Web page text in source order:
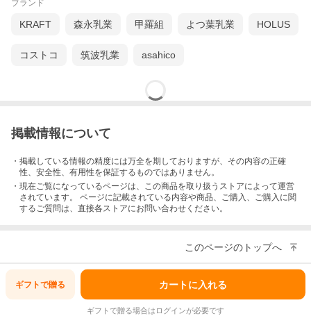
ブランド
KRAFT 森永乳業 甲羅組 よつ葉乳業 HOLUS
コストコ 筑波乳業 asahico
掲載情報について
・掲載している情報の精度には万全を期しておりますが、その内容の正確
性、安全性、有用性を保証するものではありません。
・現在ご覧になっているページは、この商品を取り扱うストアによって運営
されています。 ページに記載されている内容や商品、ご購入 、ご購入に関
するご質問は、直接各ストアにお問い合わせください。
このページのトップへ
ギフトで贈る カートに入れる
ギフトで贈る場合はログインが必要です